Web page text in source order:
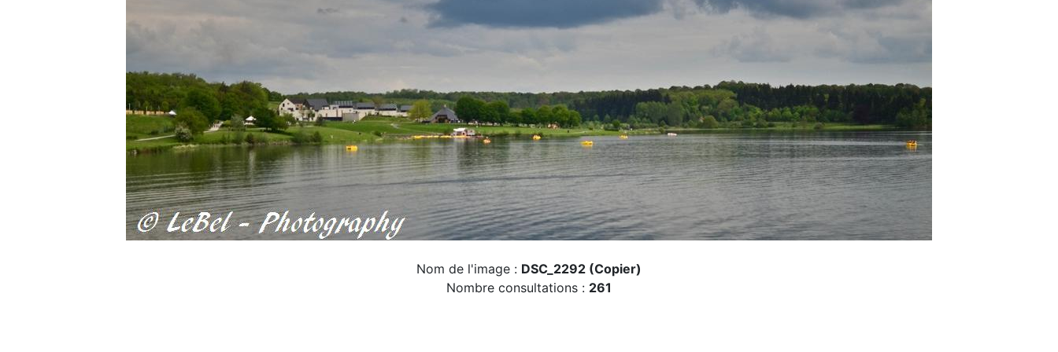
Nom de l'image : DSC_2292 (Copier)
Nombre consultations : 261